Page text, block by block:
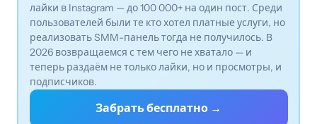
лайки в Instagram — до 100 000+ на один пост. Среди
пользователей были те кто хотел платные услуги, но
реализовать SMM-панель тогда не получилось. В
2026 возвращаемся с тем чего не хватало — и
теперь раздаём не только лайки, но и просмотры, и
подписчиков.
Забрать бесплатно →